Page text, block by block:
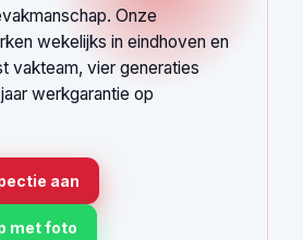
Onze
wekelijks in eindhoven en
vakteam, vier generaties
werkgarantie op
aan
met foto